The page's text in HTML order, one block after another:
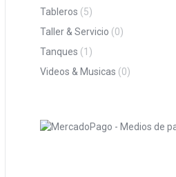
Tableros (5)
Taller & Servicio (0)
Tanques (1)
Videos & Musicas (0)